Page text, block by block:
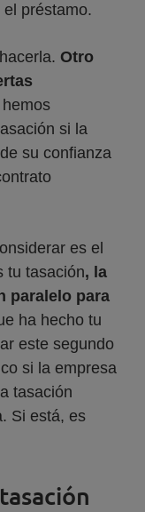
préstamo.
Otro
si la
su confianza
es el
tu tasación, la
paralelo para
ha hecho tu
este segundo
si la empresa
tasación
Si está, es